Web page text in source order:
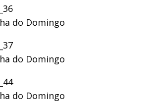
do Domingo
do Domingo
do Domingo